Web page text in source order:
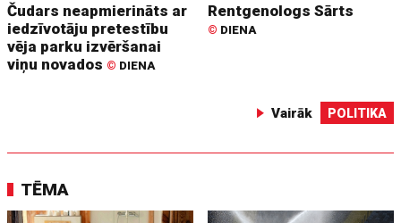
Čudars neapmierināts ar
iedzīvotāju pretestību
vēja parku izvēršanai
viņu novados © DIENA
Rentgenologs Sārts
© DIENA
Vairāk POLITIKA
TĒMA